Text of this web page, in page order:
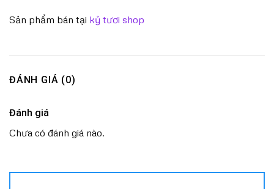
Sản phẩm bán tại kỷ tươi shop
ĐÁNH GIÁ (0)
Đánh giá
Chưa có đánh giá nào.